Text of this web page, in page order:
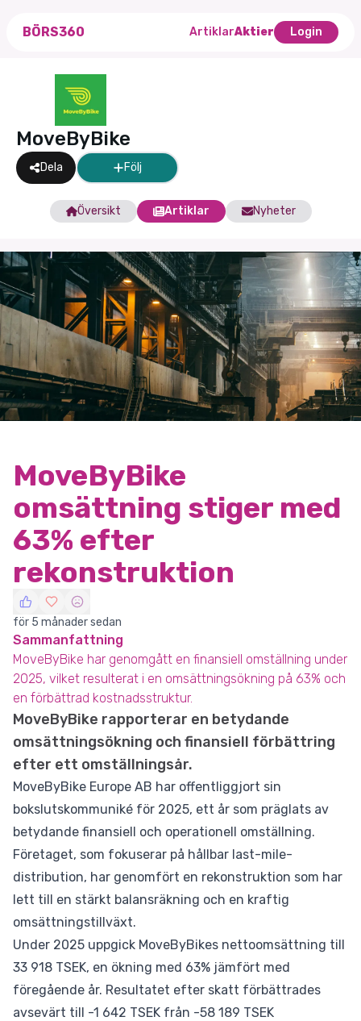
BÖRS360 ArtiklarAktier Login
MoveByBike
Dela Följ
Översikt Artiklar Nyheter
MoveByBike
omsättning stiger med
63% efter
rekonstruktion
för 5 månader sedan
Sammanfattning
MoveByBike har genomgått en finansiell omställning under
2025, vilket resulterat i en omsättningsökning på 63% och
en förbättrad kostnadsstruktur.
MoveByBike rapporterar en betydande
omsättningsökning och finansiell förbättring
efter ett omställningsår.
MoveByBike Europe AB har offentliggjort sin
bokslutskommuniké för 2025, ett år som präglats av
betydande finansiell och operationell omställning.
Företaget, som fokuserar på hållbar last-mile-
distribution, har genomfört en rekonstruktion som har
lett till en stärkt balansräkning och en kraftig
omsättningstillväxt.
Under 2025 uppgick MoveByBikes nettoomsättning till
33 918 TSEK, en ökning med 63% jämfört med
föregående år. Resultatet efter skatt förbättrades
avsevärt till -1 642 TSEK från -58 189 TSEK